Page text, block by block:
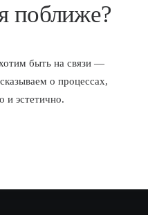
поближе?
быть на связи —
о процессах,
и эстетично.